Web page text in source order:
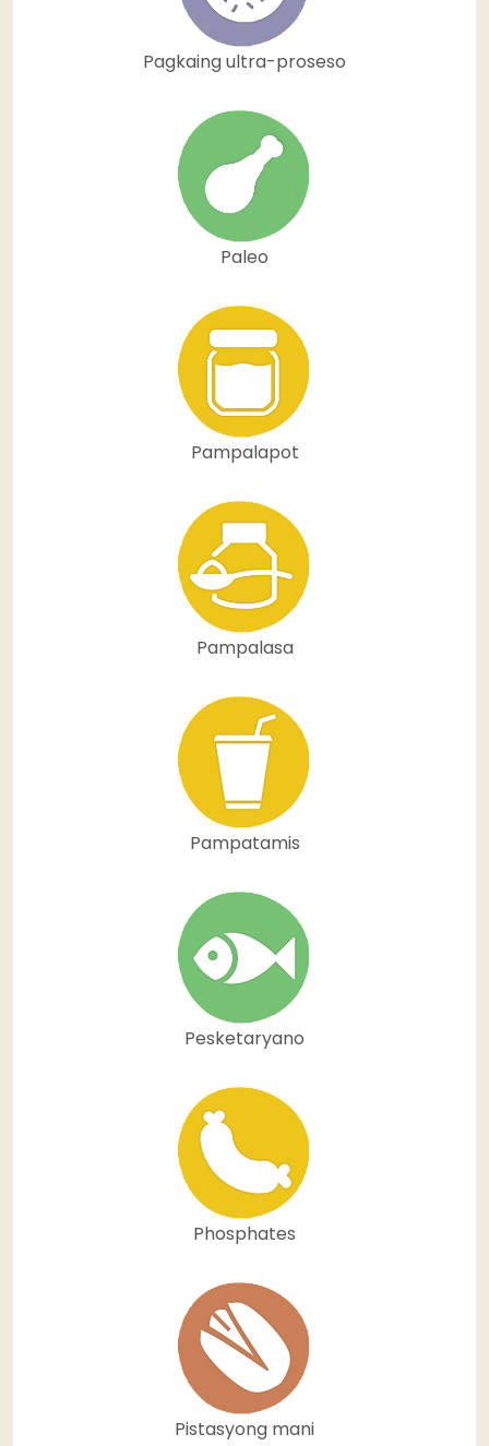
Pagkaing ultra-proseso
Paleo
Pampalapot
Pampalasa
Pampatamis
Pesketaryano
Phosphates
Pistasyong mani